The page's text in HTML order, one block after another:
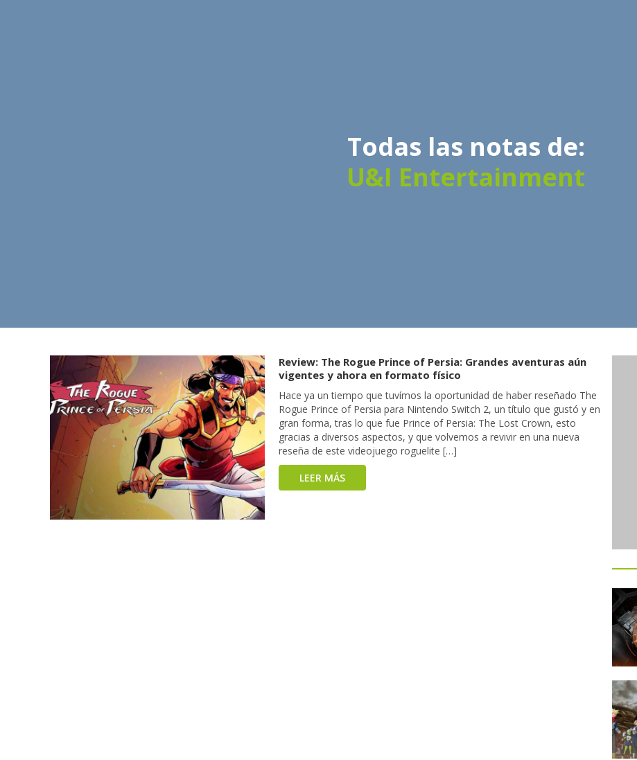
Todas las notas de:
U&I Entertainment
Review: The Rogue Prince of Persia: Grandes aventuras aún
vigentes y ahora en formato físico
Hace ya un tiempo que tuvímos la oportunidad de haber reseñado The
Rogue Prince of Persia para Nintendo Switch 2, un título que gustó y en
gran forma, tras lo que fue Prince of Persia: The Lost Crown, esto
gracias a diversos aspectos, y que volvemos a revivir en una nueva
reseña de este videojuego roguelite […]
LEER MÁS